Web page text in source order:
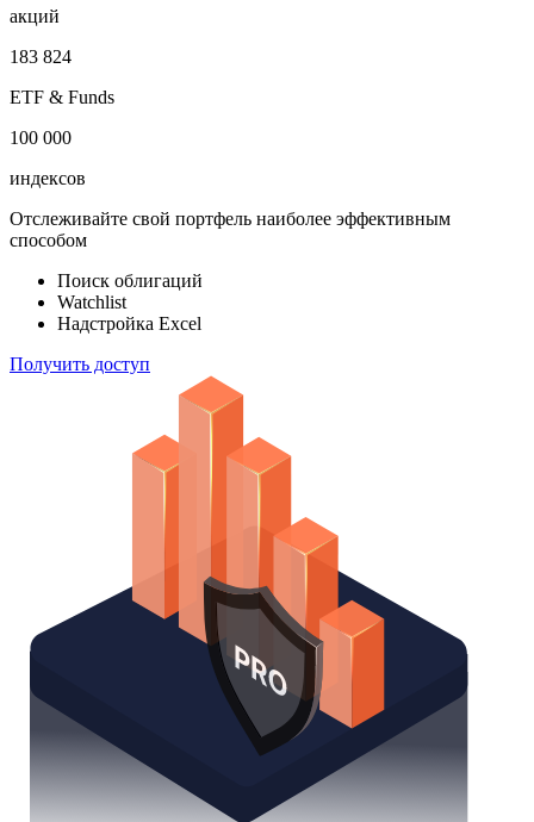
акций
183 824
ETF & Funds
100 000
индексов
Отслеживайте свой портфель наиболее эффективным
способом
Поиск облигаций
Watchlist
Надстройка Excel
Получить доступ